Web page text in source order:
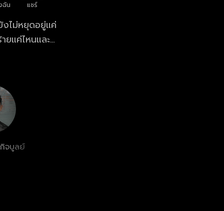
ฉัน แชร์
งไม่หยุดอยู่แค่
แค่ไหนและจะ
จบูลย์